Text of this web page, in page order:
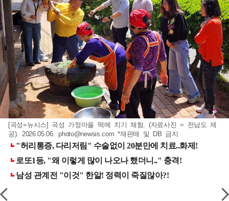
[곡성=뉴시스] 곡성 가정마을 떡메 치기 체험. (자료사진 = 전남도 제
공). 2026.05.06.photo@newsis.com *재판매 및 DB 금지